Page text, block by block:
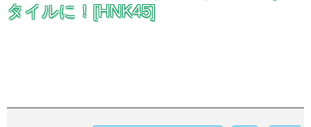
タイルに！[HNK45]